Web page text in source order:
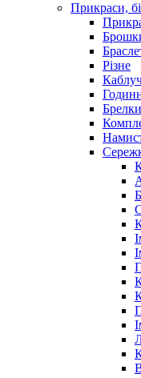
Прикраси,
Різне
Брелки